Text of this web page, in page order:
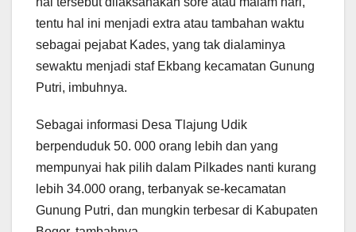
tentu hal ini menjadi extra atau tambahan waktu
sebagai pejabat Kades, yang tak dialaminya
sewaktu menjadi staf Ekbang kecamatan Gunung
Putri, imbuhnya.
Sebagai informasi Desa Tlajung Udik
berpenduduk 50. 000 orang lebih dan yang
mempunyai hak pilih dalam Pilkades nanti kurang
lebih 34.000 orang, terbanyak se-kecamatan
Gunung Putri, dan mungkin terbesar di Kabupaten